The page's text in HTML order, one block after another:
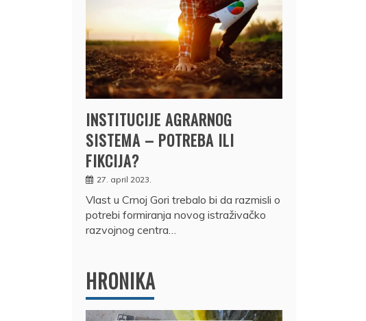
INSTITUCIJE AGRARNOG
SISTEMA – POTREBA ILI
FIKCIJA?
27. april 2023.
Vlast u Crnoj Gori trebalo bi da razmisli o
potrebi formiranja novog istraživačko
razvojnog centra…
HRONIKA